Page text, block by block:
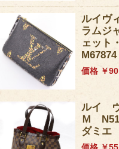
ルイヴ
ラムジ
ェット
価格 ￥
ルイ
Ｍ
ダミエ
価格 ￥